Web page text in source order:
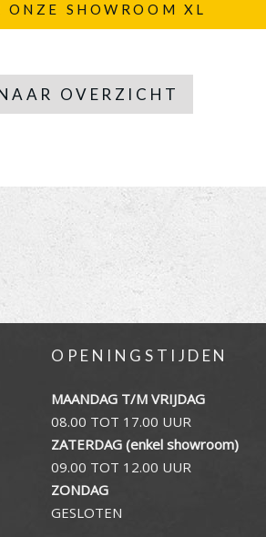
ONZE SHOWROOM XL
OVERZICHT
OPENINGSTIJDEN
MAANDAG T/M VRIJDAG
08.00 TOT 17.00 UUR
ZATERDAG (enkel showroom)
09.00 TOT 12.00 UUR
ZONDAG
GESLOTEN